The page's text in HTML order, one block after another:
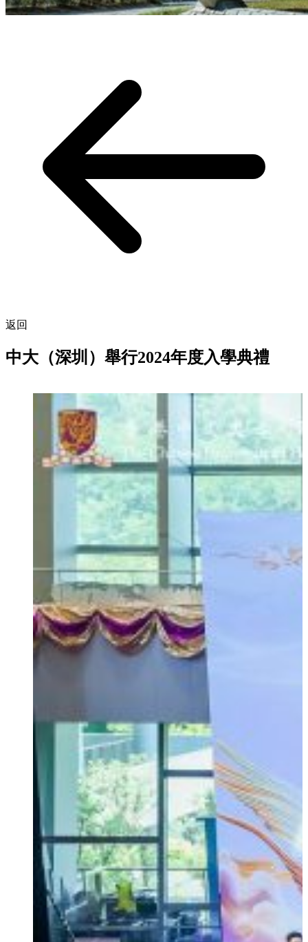
返回
中大（深圳）舉行2024年度入學典禮